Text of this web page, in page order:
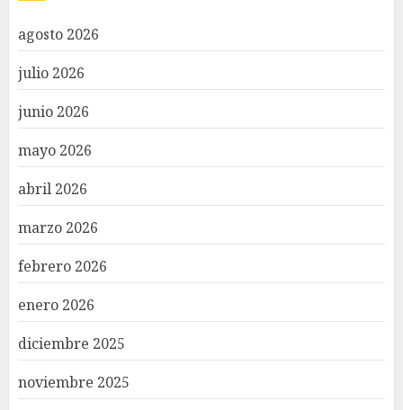
agosto 2026
julio 2026
junio 2026
mayo 2026
abril 2026
marzo 2026
febrero 2026
enero 2026
diciembre 2025
noviembre 2025